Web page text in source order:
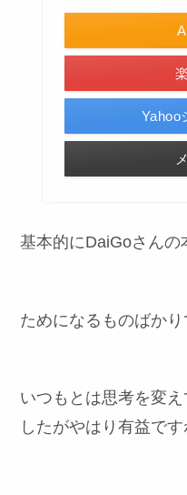
Yahoo
基本的にDaiGoさんの
ためになるものばかり
いつもとは思考を変
したがやはり有益です